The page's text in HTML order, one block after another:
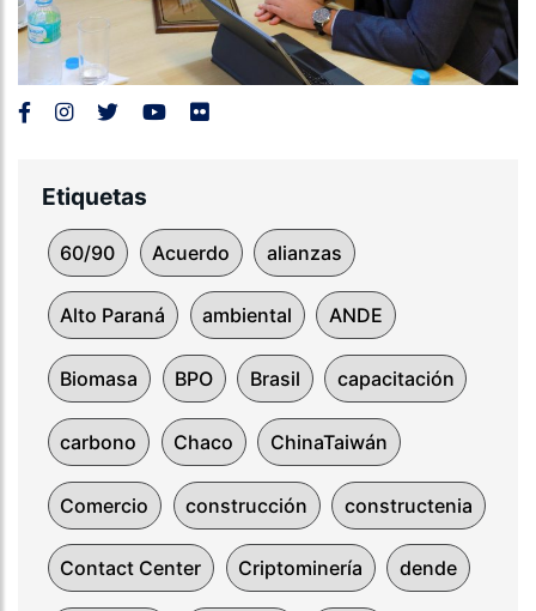
Etiquetas
60/90 Acuerdo alianzas
Alto Paraná ambiental ANDE
Biomasa BPO Brasil capacitación
carbono Chaco ChinaTaiwán
Comercio construcción constructenia
Contact Center Criptominería dende